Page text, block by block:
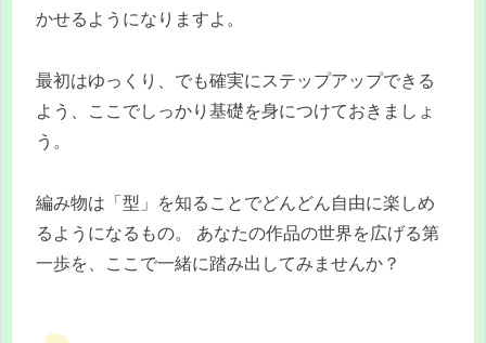
かせるようになりますよ。
最初はゆっくり、でも確実にステップアップできる
よう、ここでしっかり基礎を身につけておきましょ
う。
編み物は「型」を知ることでどんどん自由に楽しめ
るようになるもの。 あなたの作品の世界を広げる第
一歩を、ここで一緒に踏み出してみませんか？